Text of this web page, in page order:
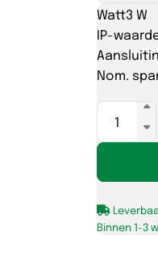
Watt3 W
IP-
Nom.
IP20
3p
aantal
Binnen 1-3